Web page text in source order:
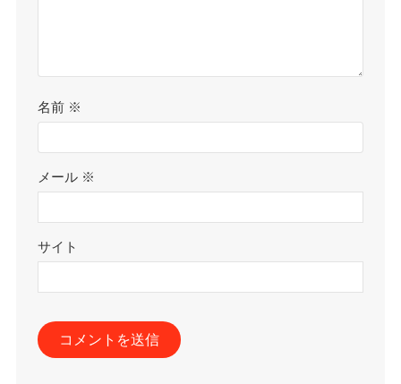
名前 ※
メール ※
サイト